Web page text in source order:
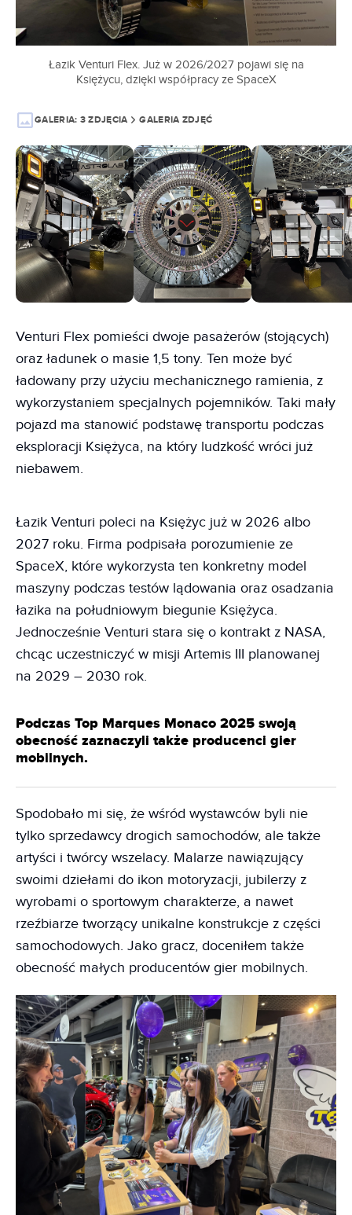
Łazik Venturi Flex. Już w 2026/2027 pojawi się na
Księżycu, dzięki współpracy ze SpaceX
GALERIA: 3 ZDJĘCIA GALERIA ZDJĘĆ
Venturi Flex pomieści dwoje pasażerów (stojących)
oraz ładunek o masie 1,5 tony. Ten może być
ładowany przy użyciu mechanicznego ramienia, z
wykorzystaniem specjalnych pojemników. Taki mały
pojazd ma stanowić podstawę transportu podczas
eksploracji Księżyca, na który ludzkość wróci już
niebawem.
Łazik Venturi poleci na Księżyc już w 2026 albo
2027 roku. Firma podpisała porozumienie ze
SpaceX, które wykorzysta ten konkretny model
maszyny podczas testów lądowania oraz osadzania
łazika na południowym biegunie Księżyca.
Jednocześnie Venturi stara się o kontrakt z NASA,
chcąc uczestniczyć w misji Artemis III planowanej
na 2029 – 2030 rok.
Podczas Top Marques Monaco 2025 swoją
obecność zaznaczyli także producenci gier
mobilnych.
Spodobało mi się, że wśród wystawców byli nie
tylko sprzedawcy drogich samochodów, ale także
artyści i twórcy wszelacy. Malarze nawiązujący
swoimi dziełami do ikon motoryzacji, jubilerzy z
wyrobami o sportowym charakterze, a nawet
rzeźbiarze tworzący unikalne konstrukcje z części
samochodowych. Jako gracz, doceniłem także
obecność małych producentów gier mobilnych.